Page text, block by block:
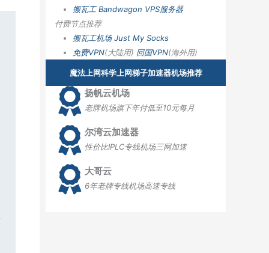
搬瓦工 Bandwagon VPS服务器
付费节点推荐
搬瓦工机场 Just My Socks
免费VPN(大陆用) 回国VPN(海外用)
魔法上网科学上网梯子加速器机场推荐
扬帆云机场
老牌机场旗下年付低至10元每月
尔湾云加速器
性价比IPLC专线机场三网加速
大哥云
6年老牌专线机场高速专线